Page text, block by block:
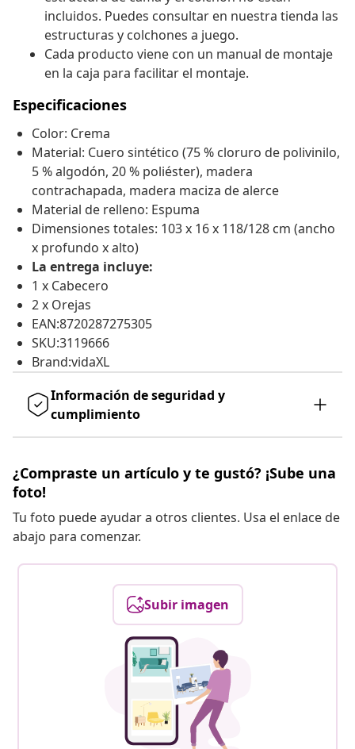
incluidos. Puedes consultar en nuestra tienda las
estructuras y colchones a juego.
Cada producto viene con un manual de montaje
en la caja para facilitar el montaje.
Especificaciones
Color: Crema
Material: Cuero sintético (75 % cloruro de polivinilo,
5 % algodón, 20 % poliéster), madera
contrachapada, madera maciza de alerce
Material de relleno: Espuma
Dimensiones totales: 103 x 16 x 118/128 cm (ancho
x profundo x alto)
La entrega incluye:
1 x Cabecero
2 x Orejas
EAN:8720287275305
SKU:3119666
Brand:vidaXL
Información de seguridad y
cumplimiento
¿Compraste un artículo y te gustó? ¡Sube una
foto!
Tu foto puede ayudar a otros clientes. Usa el enlace de
abajo para comenzar.
Subir imagen